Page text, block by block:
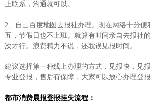
上联系，沟通就可以。
2、自己百度地图去报社办理。现在网络十分
五，节假日也不上班。就算有时间亲自去报社
次才行。浪费精力不说，还耽误见报时间。
建议选择第一种线上办理的方式，见报快，见
专业登报，售后有保障，大家可以放心办理登报
都市消费晨报登报挂失流程：